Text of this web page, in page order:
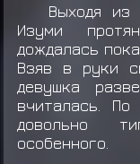
Выходя из
Изуми
дождалась
Взяв в руки
девушка
вчиталась.
довольно
особенного.